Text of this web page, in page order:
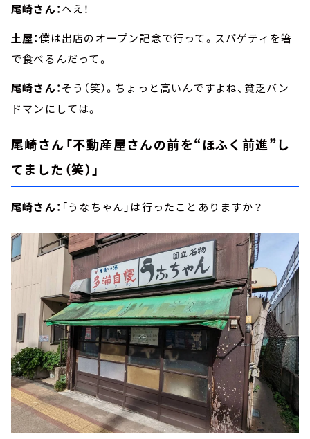
尾崎さん：へえ！
土屋：僕は出店のオープン記念で行って。スパゲティを箸
で食べるんだって。
尾崎さん：そう（笑）。ちょっと高いんですよね、貧乏バン
ドマンにしては。
尾崎さん「不動産屋さんの前を“ほふく前進”し
てました（笑）」
尾崎さん： 「うなちゃん」は行ったことありますか？